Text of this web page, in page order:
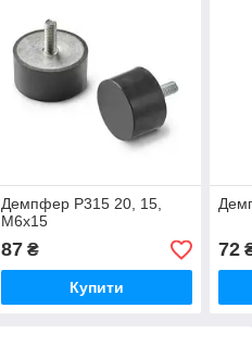
Демпфер P315 20, 15,
M6x15
87₴
Купити
72